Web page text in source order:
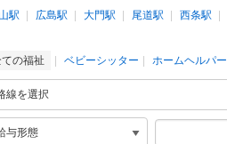
駅 広島駅 大門駅 尾道駅 西条駅
の福祉 ベビーシッター ホームヘルパー